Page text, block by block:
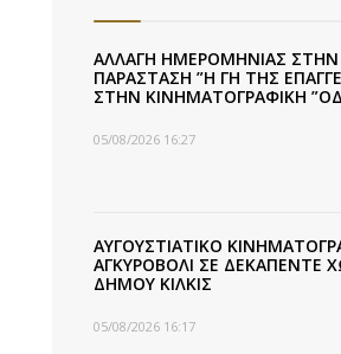
ΑΛΛΑΓΗ ΗΜΕΡΟΜΗΝΙΑΣ ΣΤΗΝ
ΠΑΡΑΣΤΑΣΗ ”Η ΓΗ ΤΗΣ
ΣΤΗΝ ΚΙΝΗΜΑΤΟΓΡΑΦΙΚΗ
05/08/2026 16:27
ΑΥΓΟΥΣΤΙΑΤΙΚΟ
ΑΓΚΥΡΟΒΟΛΙ ΣΕ ΔΕΚΑΠΕΝΤΕ
ΔΗΜΟΥ ΚΙΛΚΙΣ
05/08/2026 16:17